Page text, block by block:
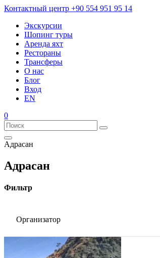
Контактный центр +90 554 951 95 14
Экскурсии
Шопинг туры
Аренда яхт
Рестораны
Трансферы
О нас
Блог
Вход
EN
0
Адрасан
Адрасан
Фильтр
Организатор